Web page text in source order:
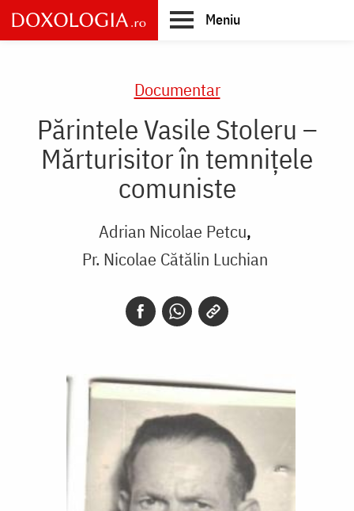
Skip
to
main
Meniu
Documentar
Părintele Vasile Stoleru –
Mărturisitor în temnițele
comuniste
Adrian Nicolae Petcu
Pr. Nicolae Cătălin Luchian